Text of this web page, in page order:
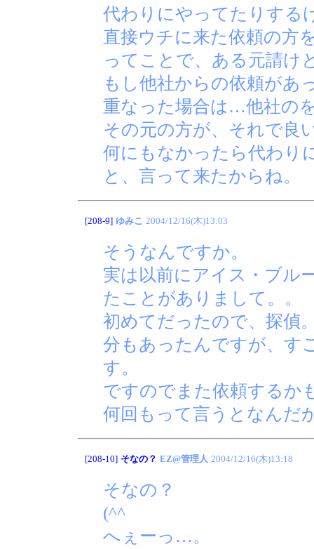
代わりにやってたりする
直接ウチに来た依頼の方
ってことで、ある元請け
もし他社からの依頼があ
重なった場合は…他社の
その元の方が、それで良
何にもなかったら代わり
と、言って来たからね。
[208-9] ゆみこ 2004/12/16(木)13:03
そうなんですか。
実は以前にアイス・ブル
たことがありまして。。
初めてだったので、探偵
分もあったんですが、す
す。
ですのでまた依頼するか
何回もって言うとなんだ
[208-10] そなの？ EZ@管理人 2004/12/16(木)13:18
そなの？
(^^ゞ
へぇーっ…。